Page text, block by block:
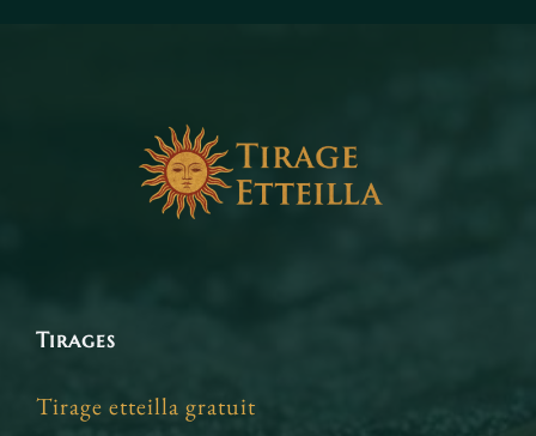
Tirages
Tirage etteilla gratuit